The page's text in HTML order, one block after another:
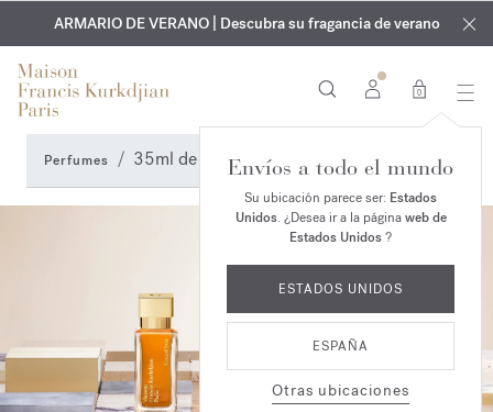
EXCLUSIVO | Descubra la nueva fragancia OUD
velvet mood
en su pedido*
GRABADO GRATUITO | En todas las fragancias y aceites
corporales hasta el 9 de agosto
ARMARIO DE VERANO | Descubra su fragancia de verano
0
Envíos a todo el mundo
Su ubicación parece ser: Estados
Unidos. ¿Desea ir a la páginaweb de
Estados Unidos?
ESTADOS UNIDOS
ESPAÑA
Otras ubicaciones
Perfumes 35ml de bonitas historias